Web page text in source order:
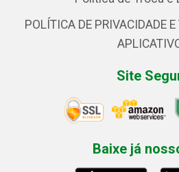
POLÍTICA DE PRIVACIDADE
Site
Baixe já